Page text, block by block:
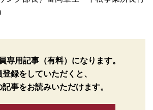
専用記事（有料）になります。
登録をしていただくと、
事をお読みいただけます。